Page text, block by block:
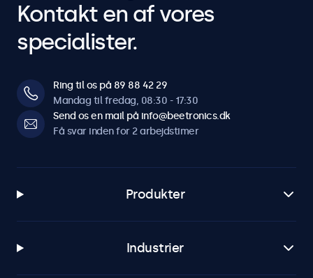
Kontakt en af vores
specialister.
Ring til os på 89 88 42 29
Mandag til fredag, 08:30 - 17:30
Send os en mail på info@beetronics.dk
Få svar inden for 2 arbejdstimer
Produkter
Industrier